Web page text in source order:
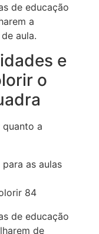
de educação
a
aula.
e
o
a
84
de educação
de